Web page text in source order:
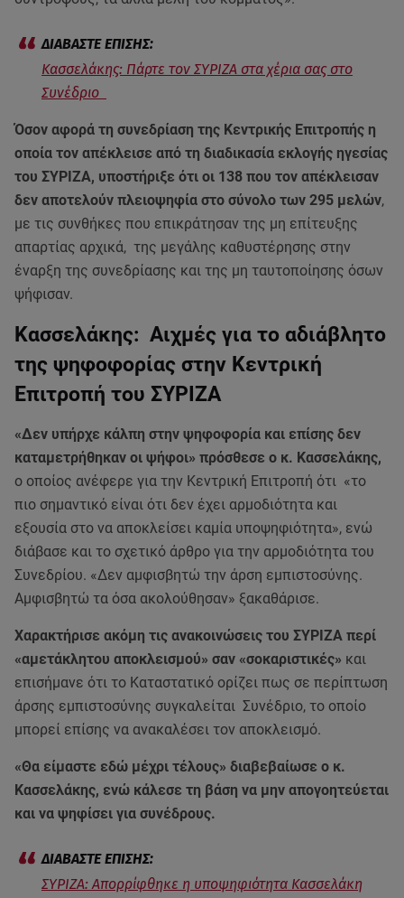
Κασσελάκης: Πάρτε τον ΣΥΡΙΖΑ στα χέρια σας στο
Συνέδριο
Όσον αφορά τη συνεδρίαση της Κεντρικής Επιτροπής η
οποία τον απέκλεισε από τη διαδικασία εκλογής ηγεσίας
του ΣΥΡΙΖΑ, υποστήριξε ότι οι 138 που τον απέκλεισαν
δεν αποτελούν πλειοψηφία στο σύνολο των 295 μελών,
με τις συνθήκες που επικράτησαν της μη επίτευξης
απαρτίας αρχικά, της μεγάλης καθυστέρησης στην
έναρξη της συνεδρίασης και της μη ταυτοποίησης όσων
ψήφισαν.
Κασσελάκης: Αιχμές για το αδιάβλητο
της ψηφοφορίας στην Κεντρική
Επιτροπή του ΣΥΡΙΖΑ
«Δεν υπήρχε κάλπη στην ψηφοφορία και επίσης δεν
καταμετρήθηκαν οι ψήφοι» πρόσθεσε ο κ. Κασσελάκης,
ο οποίος ανέφερε για την Κεντρική Επιτροπή ότι «το
πιο σημαντικό είναι ότι δεν έχει αρμοδιότητα και
εξουσία στο να αποκλείσει καμία υποψηφιότητα», ενώ
διάβασε και το σχετικό άρθρο για την αρμοδιότητα του
Συνεδρίου. «Δεν αμφισβητώ την άρση εμπιστοσύνης.
Αμφισβητώ τα όσα ακολούθησαν» ξακαθάρισε.
Χαρακτήρισε ακόμη τις ανακοινώσεις του ΣΥΡΙΖΑ περί
«αμετάκλητου αποκλεισμού» σαν «σοκαριστικές» και
επισήμανε ότι το Καταστατικό ορίζει πως σε περίπτωση
άρσης εμπιστοσύνης συγκαλείται Συνέδριο, το οποίο
μπορεί επίσης να ανακαλέσει τον αποκλεισμό.
«Θα είμαστε εδώ μέχρι τέλους» διαβεβαίωσε ο κ.
Κασσελάκης, ενώ κάλεσε τη βάση να μην απογοητεύεται
και να ψηφίσει για συνέδρους.
ΣΥΡΙΖΑ: Απορρίφθηκε η υποψηφιότητα Κασσελάκη